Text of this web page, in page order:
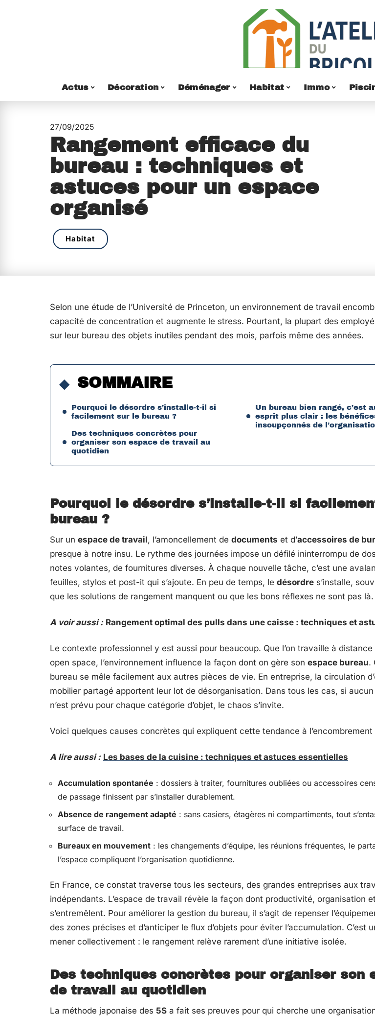
Actus Décoration Déménager Habitat Immo
27/09/2025
Rangement efficace du
bureau : techniques et
astuces pour un espace
organisé
Habitat
Selon une étude de l’Université de Princeton, un environnement de travail
capacité de concentration et augmente le stress. Pourtant, la plupart des
sur leur bureau des objets inutiles pendant des mois, parfois même des années.
SOMMAIRE
Pourquoi le désordre s’installe-t-il si
facilement sur le bureau ?
Des techniques concrètes pour
organiser son espace de travail au
quotidien
Un bureau bien rangé, c’est
esprit plus clair : les
insoupçonnés de
Pourquoi le désordre s’installe-t-il si
bureau ?
Sur un espace de travail, l’amoncellement de documents et d’accessoires de
presque à notre insu. Le rythme des journées impose un défilé ininterrompu de
notes volantes, de fournitures diverses. À chaque nouvelle tâche, c’est une
feuilles, stylos et post-it qui s’ajoute. En peu de temps, le désordre s’installe,
que les solutions de rangement manquent ou que les bons réflexes ne sont pas là.
A voir aussi : Rangement optimal des pulls dans une caisse : techniques et
Le contexte professionnel y est aussi pour beaucoup. Que l’on travaille à distance
open space, l’environnement influence la façon dont on gère son espace bureau.
bureau se mêle facilement aux autres pièces de vie. En entreprise, la circulation
mobilier partagé apportent leur lot de désorganisation. Dans tous les cas, si
n’est prévu pour chaque catégorie d’objet, le chaos s’invite.
Voici quelques causes concrètes qui expliquent cette tendance à l’encombrement
A lire aussi : Les bases de la cuisine : techniques et astuces essentielles
Accumulation spontanée : dossiers à traiter, fournitures oubliées ou accessoires
de passage finissent par s’installer durablement.
Absence de rangement adapté : sans casiers, étagères ni compartiments, tout
surface de travail.
Bureaux en mouvement : les changements d’équipe, les réunions fréquentes, le
l’espace compliquent l’organisation quotidienne.
En France, ce constat traverse tous les secteurs, des grandes entreprises aux
indépendants. L’espace de travail révèle la façon dont productivité, organisation
s’entremêlent. Pour améliorer la gestion du bureau, il s’agit de repenser
des zones précises et d’anticiper le flux d’objets pour éviter l’accumulation. C’est
mener collectivement : le rangement relève rarement d’une initiative isolée.
Des techniques concrètes pour organiser son
de travail au quotidien
La méthode japonaise des 5S a fait ses preuves pour qui cherche une